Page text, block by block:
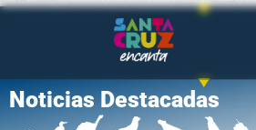
Noticias Destacadas